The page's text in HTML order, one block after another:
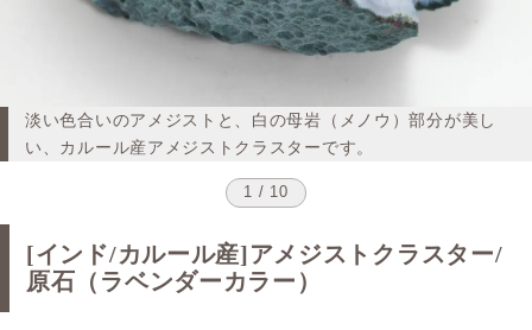
淡い色合いのアメジストと、白の母岩（メノウ）部分が美し
い、カルール産アメジストクラスターです。
1 / 10
[インド/カルール産]アメジストクラスター/
原石（ラベンダーカラー）